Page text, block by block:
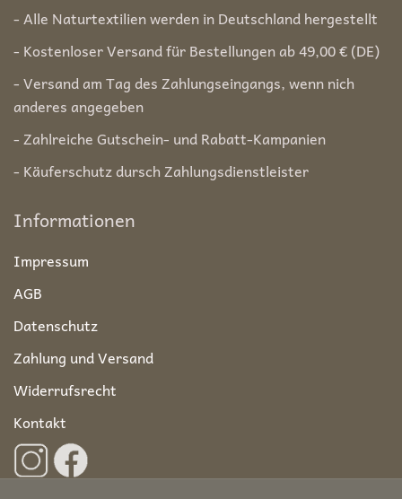
- Alle Naturtextilien werden in Deutschland hergestellt
- Kostenloser Versand für Bestellungen ab 49,00 € (DE)
- Versand am Tag des Zahlungseingangs, wenn nich
anderes angegeben
- Zahlreiche Gutschein- und Rabatt-Kampanien
- Käuferschutz dursch Zahlungsdienstleister
Informationen
Impressum
AGB
Datenschutz
Zahlung und Versand
Widerrufsrecht
Kontakt